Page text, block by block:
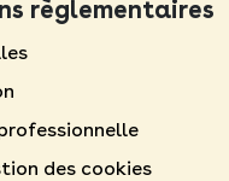
règlementaires
des cookies